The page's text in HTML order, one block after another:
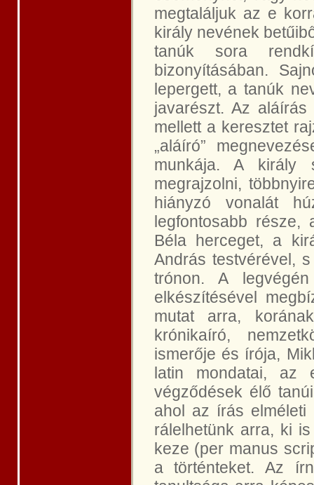
megtaláljuk az e
király nevének
tanúk sora
bizonyításában.
lepergett, a tanúk
javarészt. Az
mellett a keresztet
„aláíró”
munkája. A király
megrajzolni,
hiányzó vonalát
legfontosabb része,
Béla herceget, a
András testvérével,
trónon. A
elkészítésével
mutat arra,
krónikaíró,
ismerője és írója,
latin mondatai, az
végződések élő
ahol az írás elméleti
rálelhetünk arra, ki
keze (per manus
a történteket. Az